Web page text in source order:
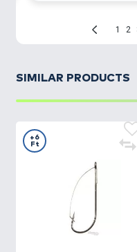
SIMILAR PRODUCTS
+6
Ft